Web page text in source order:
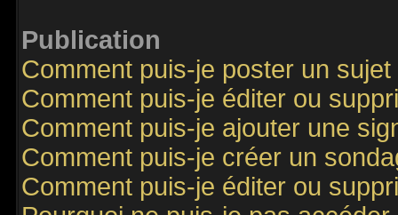
Publication
Comment puis-je poster un
Comment puis-je éditer ou
Comment puis-je ajouter une
Comment puis-je créer un
Comment puis-je éditer ou